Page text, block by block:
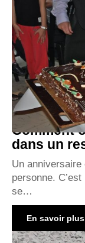
Comment
dans un
Un
personne.
se…
En savoir plus